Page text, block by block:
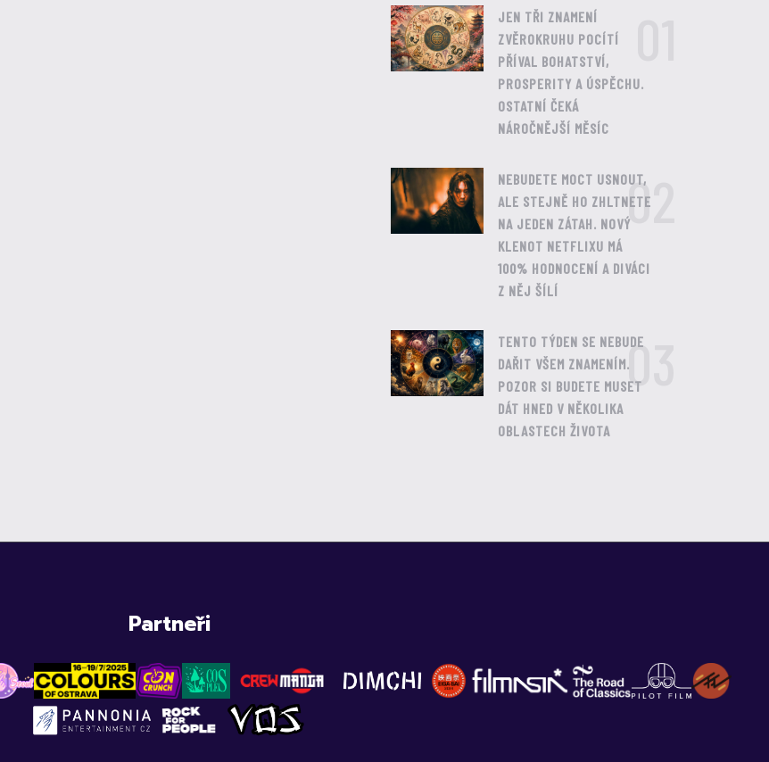
JEN TŘI ZNAMENÍ
ZVĚROKRUHU POCÍTÍ
PŘÍVAL BOHATSTVÍ,
PROSPERITY A ÚSPĚCHU.
OSTATNÍ ČEKÁ
NÁROČNĚJŠÍ MĚSÍC
NEBUDETE MOCT USNOUT,
ALE STEJNĚ HO ZHLTNETE
NA JEDEN ZÁTAH. NOVÝ
KLENOT NETFLIXU MÁ
100% HODNOCENÍ A DIVÁCI
Z NĚJ ŠÍLÍ
02
TENTO TÝDEN SE NEBUDE
DAŘIT VŠEM ZNAMENÍM.
POZOR SI BUDETE MUSET
DÁT HNED V NĚKOLIKA
OBLASTECH ŽIVOTA
03
Partneři